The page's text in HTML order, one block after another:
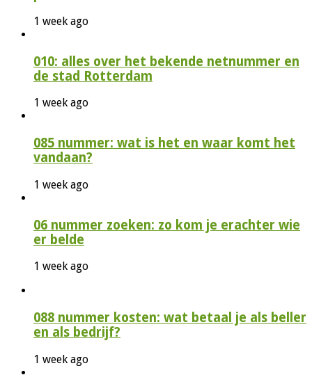
1 week ago
010: alles over het bekende netnummer en
de stad Rotterdam
1 week ago
085 nummer: wat is het en waar komt het
vandaan?
1 week ago
06 nummer zoeken: zo kom je erachter wie
er belde
1 week ago
088 nummer kosten: wat betaal je als beller
en als bedrijf?
1 week ago